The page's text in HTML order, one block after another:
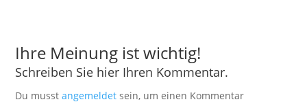
Du musstangemeldet sein, um einen Kommentar